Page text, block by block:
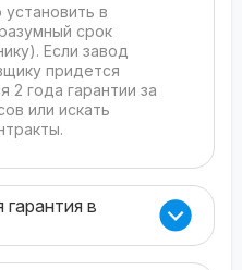
в
срок
Если завод
придется
2 года гарантии за
или искать
в